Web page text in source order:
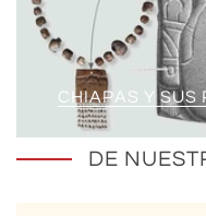
CHIAPAS Y SUS
DE